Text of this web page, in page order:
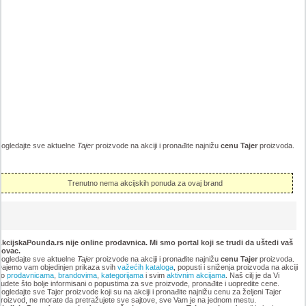
sve aktuelne Tajerproizvode na akciji i pronađite najnižu cenu Tajerproizvoda.
Trenutno nema akcijskih ponuda za ovaj brand
nije online prodavnica. Mi smo portal koji se trudi da uštedi vaš
sve aktuelne Tajerproizvode na akciji i pronađite najnižu cenu Tajerproizvoda.
vam objedinjen prikaza svih važećih kataloga, popusti i sniženja proizvoda na akciji
prodavnicama, brandovima, kategorijamai svim aktivnim akcijama. Naš cilj je da Vi
što bolje informisani o popustima za sve proizvode, pronađite i uopredite cene.
sve Tajer proizvode koji su na akciji i pronađite najnižu cenu za željeni Tajer
ne morate da pretražujete sve sajtove, sve Vam je na jednom mestu.